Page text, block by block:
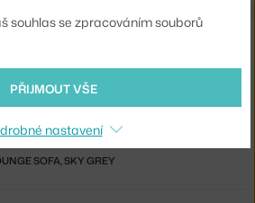
CORD SOFA, SKY GREY
SOFA, SKY GREY
souhlas se zpracováním souborů
PŘIJMOUT VŠE
nastavení